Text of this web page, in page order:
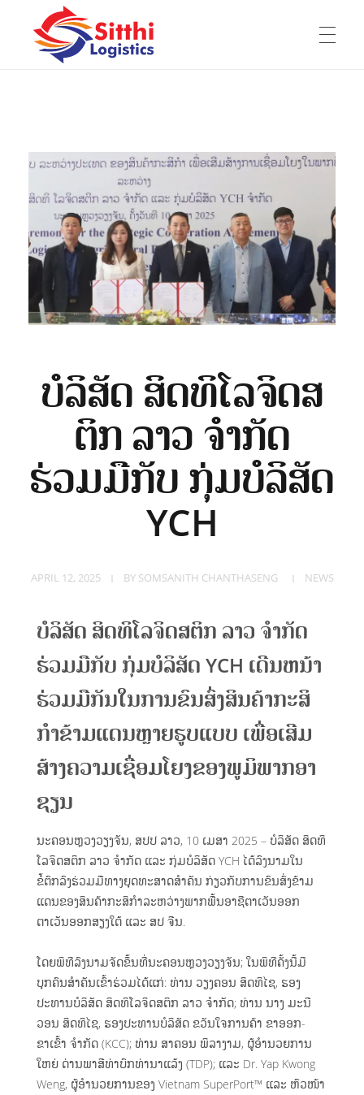
E-Book
Experience
Management
Mission and Vision
ສະຖານທີ່ປະຕິບັດງານ
SERVICE
Supply Chain
Oil Transportation
Customs Clearance
Freight Forwarder
PROJECT
INVESTING
News
CSR
Activity
CONTACT US
Recruitment Announcement
Online Application Form
LAO
ບໍລິສັດ ສິດທິໂລຈິດສ
ຕິກ ລາວ ຈຳກັດ
ຮ່ວມມືກັບ ກຸ່ມບໍລິສັດ
YCH
APRIL 12, 2025 BY SOMSANITH CHANTHASENG NEWS
ບໍລິສັດ ສິດທິໂລຈິດສຕິກ ລາວ ຈຳກັດ
ຮ່ວມມືກັບ ກຸ່ມບໍລິສັດ YCH ເດີນຫນ້າ
ຮ່ວມມືກັນໃນການຂົນສົ່ງສິນຄ້າກະສິ
ກໍາຂ້າມແດນຫຼາຍຮູບແບບ ເພື່ອເສີມ
ສ້າງຄວາມເຊື່ອມໂຍງຂອງພູມິພາກອາ
ຊຽນ
ນະຄອນຫຼວງວຽງຈັນ, ສປປ ລາວ, 10 ເມສາ 2025 – ບໍລິສັດ ສິດທິ
ໂລຈິດສຕິກ ລາວ ຈຳກັດ ແລະ ກຸ່ມບໍລິສັດ YCH ໄດ້ລົງນາມໃນ
ຂໍ້ຕົກລົງຮ່ວມມືທາງຍຸດທະສາດສຳຄັນ ກ່ຽວກັບການຂົນສົ່ງຂ້າມ
ແດນຂອງສິນຄ້າກະສິກໍາລະຫວ່າງພາກພື້ນອາຊີຕາເວັນອອກ
ຕາເວັນອອກສຽງໃຕ້ ແລະ ສປ ຈີນ.
ໂດຍພິທີລົງນາມຈັດຂຶ້ນທີ່ນະຄອນຫຼວງວຽງຈັນ; ໃນພິທີຄັ້ງນີ້ມີ
ບຸກຄົນສຳຄັນເຂົ້າຮ່ວມໄດ້ແກ່: ທ່ານ ວຽງຄອນ ສິດທິໄຊ, ຮອງ
ປະທານບໍລິສັດ ສິດທິໂລຈິດສຕິກ ລາວ ຈຳກັດ; ທ່ານ ນາງ ມະນີ
ວອນ ສິດທິໄຊ, ຮອງປະທານບໍລິສັດ ຂວັນໃຈການຄ້າ ຂາອອກ-
ຂາເຂົ້າ ຈຳກັດ (KCC); ທ່ານ ສາຄອນ ພິລາງາມ, ຜູ້ອໍານວຍການ
ໃຫຍ່ ດ່ານພາສີທ່າບົກທ່ານາແລ້ງ (TDP); ແລະ Dr. Yap Kwong
Weng, ຜູ້ອຳນວຍການຂອງ Vietnam SuperPort™ ແລະ ຫົວໜ້າ